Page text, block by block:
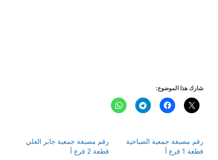
شارك هذا الموضوع:
رقم مصبغة جمعية الصباحية
قطعة 1 فرع أ
رقم مصبغة جمعية جابر العلي
قطعة 2 فرع أ